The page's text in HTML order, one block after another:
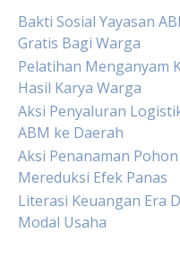
Bakti Sosial Yayasan
Gratis Bagi Warga
Pelatihan Menganyam
Hasil Karya Warga
Aksi Penyaluran
ABM ke Daerah
Aksi Penanaman
Mereduksi Efek Panas
Literasi Keuangan Era
Modal Usaha